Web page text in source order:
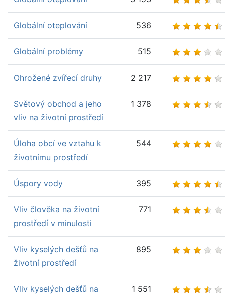
Globální oteplování 536
Globální problémy 515
Ohrožené zvířecí druhy 2 217
Světový obchod a jeho
vliv na životní prostředí
1 378
Úloha obcí ve vztahu k
životnímu prostředí
544
Úspory vody 395
Vliv člověka na životní
prostředí v minulosti
771
Vliv kyselých dešťů na
životní prostředí
895
Vliv kyselých dešťů na
1 551